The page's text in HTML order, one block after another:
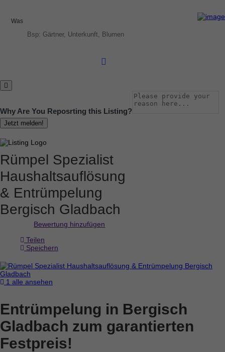
Was
Why Are You Reposrting this Listing?
Jetzt melden!
Rümpel Spezialist
Haushaltsauflösung
& Entrümpelung
Bergisch Gladbach
Bewertung hinzufügen
Teilen
Speichern
1 alle ansehen
Entrümpelung in Bergisch
Gladbach zum garantierten
Festpreis!